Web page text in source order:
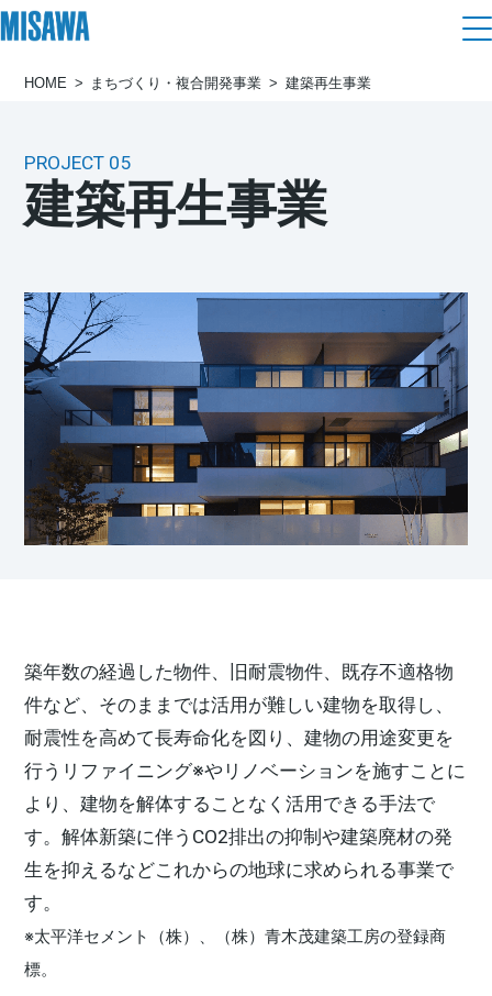
住まい
建てる [注文住宅]
商品ラインアップ
テクノロジー（住まいの性能）
建築事例・建築実例
デザイナーズギャラリー
インテリア
住まいづくりガイド
分譲住宅（建売・土地）検索
中古住宅検索
スムストック検索
分譲マンション検索
売る
住まいの売却
土地活用
個人のお客さま
賃貸住宅
賃貸併用住宅
店舗・各種施設
土地活用モデルルーム見学
土地活用実例
社宅建築
医療・介護・子育て・障がい福祉施設
これから土地活用・賃貸経営をご検討の方
土地活用の基礎から長期安定経営を目指すオーナー様まで、賃貸経
営に役立つ多彩な情報を幅広くお届けします。
ホームラウンジ 土地活用・賃貸経営
戸建て・マンション
ミサワリフォームとは
リフォームの流れ
リフォームメニュー
リフォーム事例
事業用リノベーション
ホテル・旅館リフォーム
リフォーム営業所
実例動画や基礎知識、収納の工夫など、理想の住まいを叶えるリフ
ォームの具体策とアイデアを豊富にご用意しています。
まちづくり
複合開発・投資開発
複合開発事業（ASMACI-アスマチ-）
再開発・官民連携事業
事業用売買
事業用地・事業用建物
分譲用地
すべてのフィールドに新しい価値をデザインし、持続可能な未来志
オーナーサポート
サポートメニュー
住まいるりんぐ（ロングサポート）
ミサワリフォーム
ご相談窓口
お客様センター
ミサワホームオーナーさま・リフォーム工事ご契約者さまとミサワ
企業・IR情報
企業・IR
ミサワホームグループ
IR情報
SDGs
環境活動
採用情報
展示場・イベント情報
HOME まちづくり・複合開発事業 建築再⽣事業
PROJECT 05
建築再⽣事業
築年数の経過した物件、旧耐震物件、既存不適格物
件など、そのままでは活用が難しい建物を取得し、
耐震性を高めて長寿命化を図り、建物の用途変更を
行うリファイニング※やリノベーションを施すことに
より、建物を解体することなく活用できる手法で
す。解体新築に伴うCO2排出の抑制や建築廃材の発
生を抑えるなどこれからの地球に求められる事業で
す。
※太平洋セメント（株）、（株）青木茂建築工房の登録商
標。